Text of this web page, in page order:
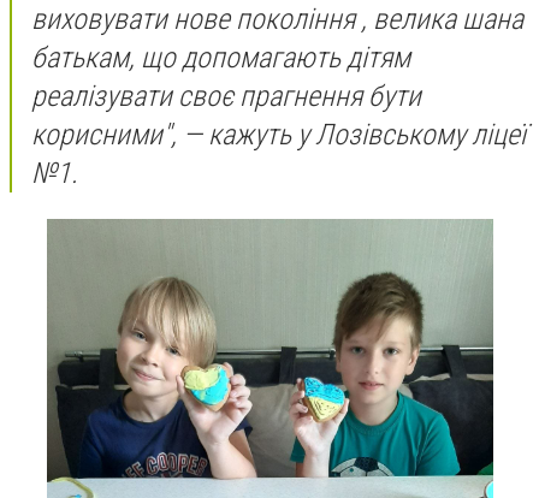
виховувати нове покоління , велика шана
батькам, що допомагають дітям
реалізувати своє прагнення бути
корисними", — кажуть у Лозівському ліцеї
№1.